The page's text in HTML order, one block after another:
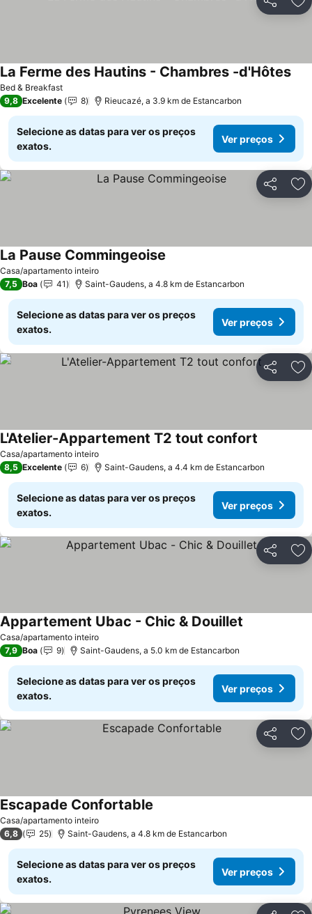
Partilhar
Bed & Breakfast
La Ferme des Hautins - Chambres -d'Hôtes
9,8 Excelente 8 Rieucazé, a 3.9 km de Estancarbon
Selecione as datas para ver os preços
exatos.
Ver preços
Partilhar
Casa/apartamento inteiro
La Pause Commingeoise
7,5 Boa 41 Saint-Gaudens, a 4.8 km de Estancarbon
Selecione as datas para ver os preços
exatos.
Ver preços
Partilhar
Casa/apartamento inteiro
L'Atelier-Appartement T2 tout confort
8,5 Excelente 6 Saint-Gaudens, a 4.4 km de Estancarbon
Selecione as datas para ver os preços
exatos.
Ver preços
Partilhar
Casa/apartamento inteiro
Appartement Ubac - Chic & Douillet
7,9 Boa 9 Saint-Gaudens, a 5.0 km de Estancarbon
Selecione as datas para ver os preços
exatos.
Ver preços
Partilhar
Casa/apartamento inteiro
Escapade Confortable
6,8 25 Saint-Gaudens, a 4.8 km de Estancarbon
Selecione as datas para ver os preços
exatos.
Ver preços